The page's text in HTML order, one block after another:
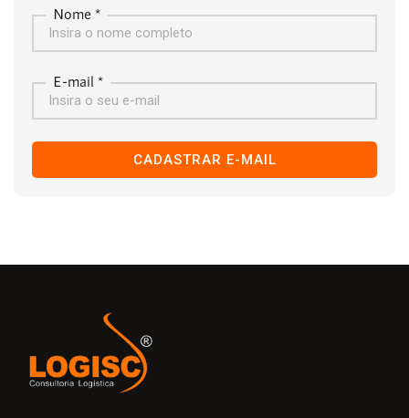
Nome *
E-mail *
CADASTRAR E-MAIL